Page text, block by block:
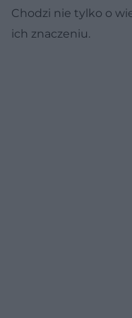
Chodzi nie tylko o
ich znaczeniu.